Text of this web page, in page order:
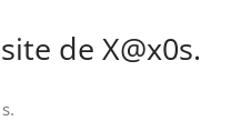
de X@x0s.